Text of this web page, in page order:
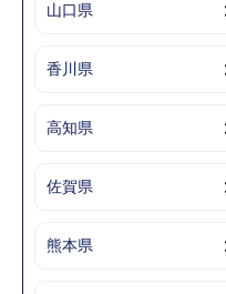
山口県
香川県
高知県
佐賀県
熊本県